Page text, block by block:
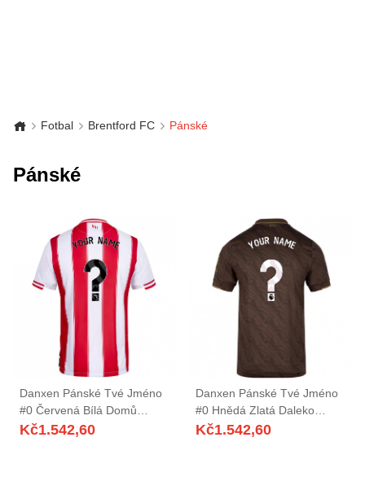
Fotbal Brentford FC Pánské
Pánské
Danxen Pánské Tvé Jméno
#0 Červená Bílá Domů
Hráčské Dresy 2025/26 Dres
Kč1.542,60
Danxen Pánské Tvé Jméno
#0 Hnědá Zlatá Daleko
Hráčské Dresy 2025/26 Dres
Kč1.542,60